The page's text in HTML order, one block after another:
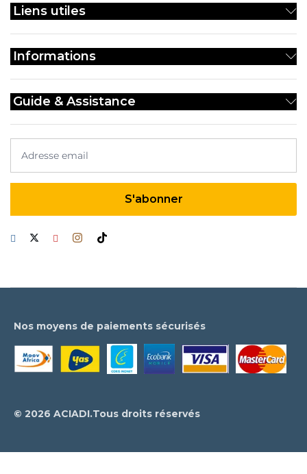
sur
la
du
produit
la
Liens utiles
Informations
Guide & Assistance
© 2026 ACIADI.Tous droits réservés
Nos moyens de paiements sécurisés